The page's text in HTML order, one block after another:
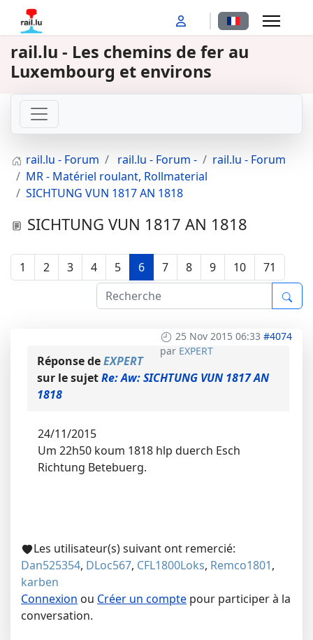
Sélectionnez
rail.lu - Les chemins de fer au
Luxembourg et environs
rail.lu - Forum rail.lu - Forum -
rail.lu - Forum
MR - Matériel roulant, Rollmaterial
SICHTUNG VUN 1817 AN 1818
SICHTUNG VUN 1817 AN 1818
1 2 3 4 5 6 7 8 9 10 71
25 Nov 2015 06:33 #4074
par EXPERT
Réponse deEXPERT
sur le sujetRe: Aw: SICHTUNG VUN 1817 AN
1818
24/11/2015
Um 22h50 koum 1818 hlp duerch Esch
Richtung Betebuerg.
Les utilisateur(s) suivant ont remercié:
Dan525354, DLoc567, CFL1800Loks, Remco1801,
karben
Connexion ou Créer un compte pour participer à la
conversation.